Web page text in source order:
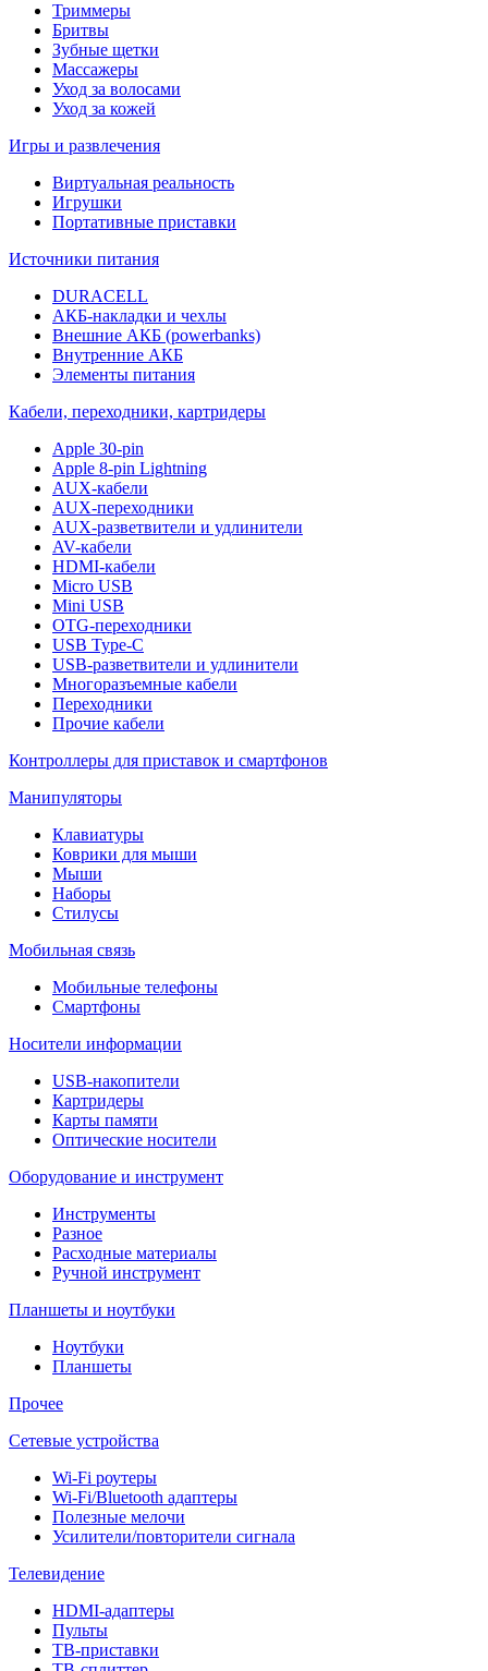
Триммеры
Бритвы
Зубные щетки
Массажеры
Уход за волосами
Уход за кожей
Игры и развлечения
Виртуальная реальность
Игрушки
Портативные приставки
Источники питания
DURACELL
АКБ-накладки и чехлы
Внешние АКБ (powerbanks)
Внутренние АКБ
Элементы питания
Кабели, переходники, картридеры
Apple 30-pin
Apple 8-pin Lightning
AUX-кабели
AUX-переходники
AUX-разветвители и удлинители
AV-кабели
HDMI-кабели
Micro USB
Mini USB
OTG-переходники
USB Type-C
USB-разветвители и удлинители
Многоразъемные кабели
Переходники
Прочие кабели
Контроллеры для приставок и смартфонов
Манипуляторы
Клавиатуры
Коврики для мыши
Мыши
Наборы
Стилусы
Мобильная связь
Мобильные телефоны
Смартфоны
Носители информации
USB-накопители
Картридеры
Карты памяти
Оптические носители
Оборудование и инструмент
Инструменты
Разное
Расходные материалы
Ручной инструмент
Планшеты и ноутбуки
Ноутбуки
Планшеты
Прочее
Сетевые устройства
Wi-Fi роутеры
Wi-Fi/Bluetooth адаптеры
Полезные мелочи
Усилители/повторители сигнала
Телевидение
HDMI-адаптеры
Пульты
ТВ-приставки